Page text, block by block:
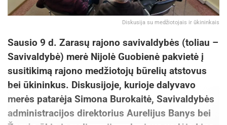
Diskusija su medžiotojais ir ūkininkais
Sausio 9 d. Zarasų rajono savivaldybės (toliau –
Savivaldybė) merė Nijolė Guobienė pakvietė į
susitikimą rajono medžiotojų būrelių atstovus
bei ūkininkus. Diskusijoje, kurioje dalyvavo
merės patarėja Simona Burokaitė, Savivaldybės
administracijos direktorius Aurelijus Banys bei